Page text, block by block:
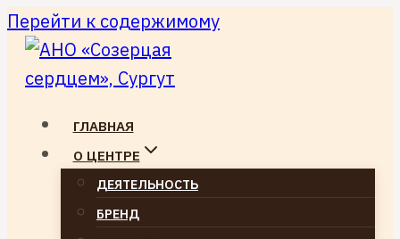
Перейти к содержимому
ГЛАВНАЯ
О ЦЕНТРЕ
ДЕЯТЕЛЬНОСТЬ
БРЕНД